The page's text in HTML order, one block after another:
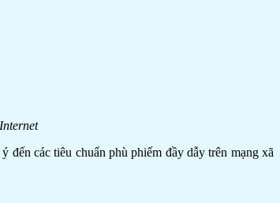
đến các tiêu chuẩn phù phiếm đầy dẫy trên mạng xã